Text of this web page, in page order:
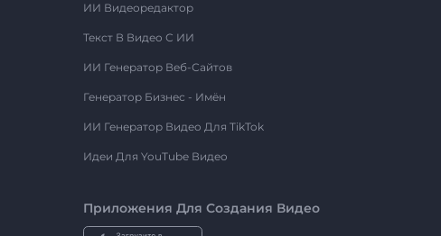
ИИ Видеоредактор
Текст В Видео С ИИ
ИИ Генератор Веб-Сайтов
Генератор Бизнес - Имён
ИИ Генератор Видео Для TikTok
Идеи Для YouTube Видео
Приложения Для Создания Видео